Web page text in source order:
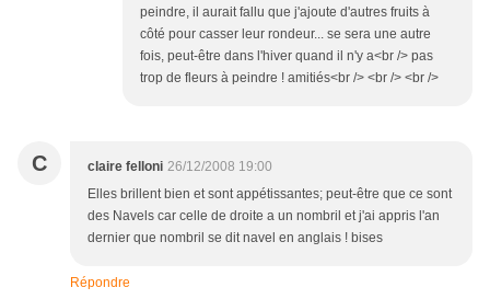
peindre, il aurait fallu que j'ajoute d'autres fruits à
côté pour casser leur rondeur... se sera une autre
fois, peut-être dans l'hiver quand il n'y a<br /> pas
trop de fleurs à peindre ! amitiés<br /> <br /> <br />
C claire felloni 26/12/2008 19:00
Elles brillent bien et sont appétissantes; peut-être que ce sont
des Navels car celle de droite a un nombril et j'ai appris l'an
dernier que nombril se dit navel en anglais ! bises
Répondre